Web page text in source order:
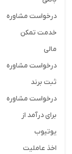
درخواست مشاوره
خدمت تمکن
مالی
درخواست مشاوره
ثبت برند
درخواست مشاوره
برای درآمد از
یوتیوب
اخذ عاملیت